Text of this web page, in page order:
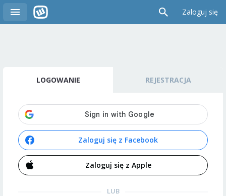
Zaloguj się
LOGOWANIE REJESTRACJA
Zaloguj się z Facebook
Zaloguj się z Apple
LUB